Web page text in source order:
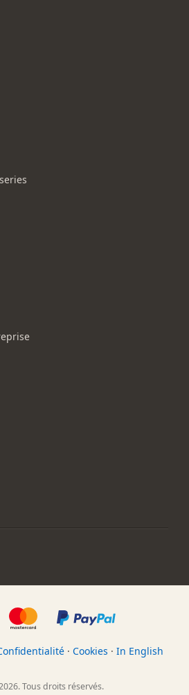
· Cookies · In English
Tous droits réservés.